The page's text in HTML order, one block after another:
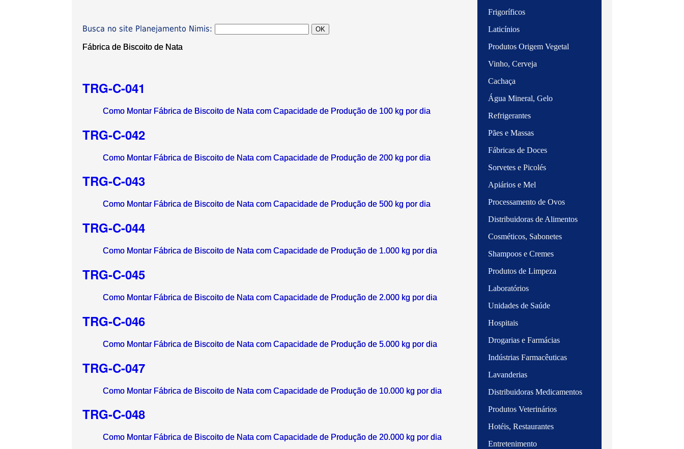
Busca no site Planejamento Nimis:
Fábrica de Biscoito de Nata
TRG-C-041
Como Montar Fábrica de Biscoito de Nata com Capacidade de Produção de 100 kg por dia
TRG-C-042
Como Montar Fábrica de Biscoito de Nata com Capacidade de Produção de 200 kg por dia
TRG-C-043
Como Montar Fábrica de Biscoito de Nata com Capacidade de Produção de 500 kg por dia
TRG-C-044
Como Montar Fábrica de Biscoito de Nata com Capacidade de Produção de 1.000 kg por dia
TRG-C-045
Como Montar Fábrica de Biscoito de Nata com Capacidade de Produção de 2.000 kg por dia
TRG-C-046
Como Montar Fábrica de Biscoito de Nata com Capacidade de Produção de 5.000 kg por dia
TRG-C-047
Como Montar Fábrica de Biscoito de Nata com Capacidade de Produção de 10.000 kg por dia
TRG-C-048
Como Montar Fábrica de Biscoito de Nata com Capacidade de Produção de 20.000 kg por dia
Frigoríficos
Laticínios
Produtos Origem Vegetal
Vinho, Cerveja
Cachaça
Água Mineral, Gelo
Refrigerantes
Pães e Massas
Fábricas de Doces
Sorvetes e Picolés
Apiários e Mel
Processamento de Ovos
Distribuidoras de Alimentos
Cosméticos, Sabonetes
Shampoos e Cremes
Produtos de Limpeza
Laboratórios
Unidades de Saúde
Hospitais
Drogarias e Farmácias
Indústrias Farmacêuticas
Lavanderias
Distribuidoras Medicamentos
Produtos Veterinários
Hotéis, Restaurantes
Entretenimento